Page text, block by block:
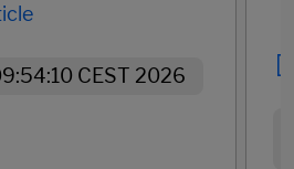
CEST 2026